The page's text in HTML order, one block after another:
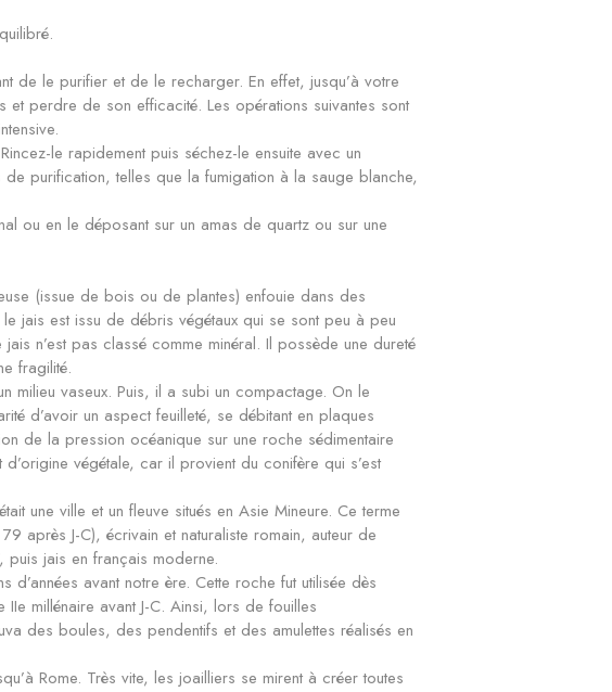
de le purifier et de le recharger. En effet, jusqu’à votre
perdre de son efficacité. Les opérations suivantes sont
le rapidement puis séchez-le ensuite avec un
purification, telles que la fumigation à la sauge blanche,
ou en le déposant sur un amas de quartz ou sur une
(issue de bois ou de plantes) enfouie dans des
jais est issu de débris végétaux qui se sont peu à peu
n’est pas classé comme minéral. Il possède une dureté
fragilité.
milieu vaseux. Puis, il a subi un compactage. On le
d’avoir un aspect feuilleté, se débitant en plaques
de la pression océanique sur une roche sédimentaire
végétale, car il provient du conifère qui s’est
une ville et un fleuve situés en Asie Mineure. Ce terme
après J-C), écrivain et naturaliste romain, auteur de
puis jais en français moderne.
avant notre ère. Cette roche fut utilisée dès
millénaire avant J-C. Ainsi, lors de fouilles
des boules, des pendentifs et des amulettes réalisés en
Rome. Très vite, les joailliers se mirent à créer toutes